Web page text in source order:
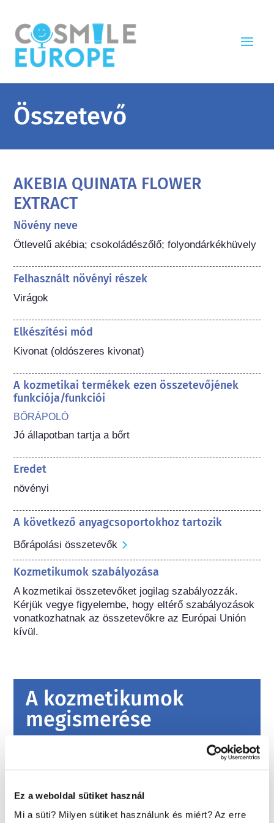
Ez a weboldal sütiket használ
Mi a süti? Milyen sütiket használunk és miért? Az erre
Összetevő
AKEBIA QUINATA FLOWER
EXTRACT
Növény neve
Ötlevelű akébia; csokoládészőlő; folyondárkékhüvely
Felhasznált növényi részek
Virágok
Elkészítési mód
Kivonat (oldószeres kivonat)
A kozmetikai termékek ezen összetevőjének
funkciója/funkciói
BŐRÁPOLÓ
Jó állapotban tartja a bőrt
Eredet
növényi
A következő anyagcsoportokhoz tartozik
Bőrápolási összetevők
Kozmetikumok szabályozása
A kozmetikai összetevőket jogilag szabályozzák.
Kérjük vegye figyelembe, hogy eltérő szabályozások
vonatkozhatnak az összetevőkre az Európai Unión
kívül.
A kozmetikumok
megismerése
biztonságát Európában?
Európai Unióban értékesített kozmetikumok
és testápolási termékek biztonságosan